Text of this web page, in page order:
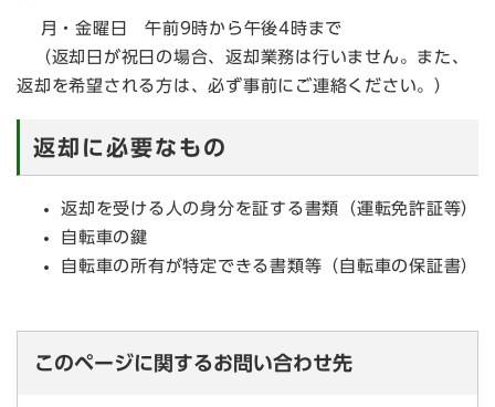
月・金曜日 午前9時から午後4時まで
（返却日が祝日の場合、返却業務は行いません。また、
返却を希望される方は、必ず事前にご連絡ください。）
返却に必要なもの
返却を受ける人の身分を証する書類（運転免許証等）
自転車の鍵
自転車の所有が特定できる書類等（自転車の保証書）
このページに関するお問い合わせ先